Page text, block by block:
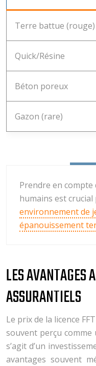
Terre battue (rouge)
Quick/Résine
Béton poreux
Gazon (rare)
Prendre en
humains est
environnement de
épanouissement
LES AVANTAGES
ASSURANTIELS
Le prix de la licence
souvent perçu
s’agit d’un
avantages souvent